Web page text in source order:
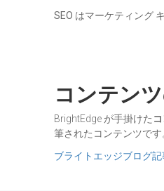
SEO はマーケティング
コンテン
BrightEdge が手掛けた
筆されたコンテンツで
ブライトエッジブログ